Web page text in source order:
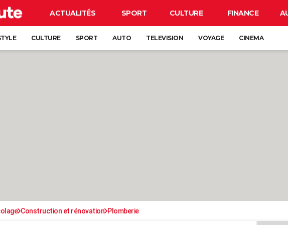
ACTUALITÉS SPORT CULTURE FINANCE
CULTURE SPORT AUTO TELEVISION VOYAGE CINEMA
Construction et rénovation Plomberie